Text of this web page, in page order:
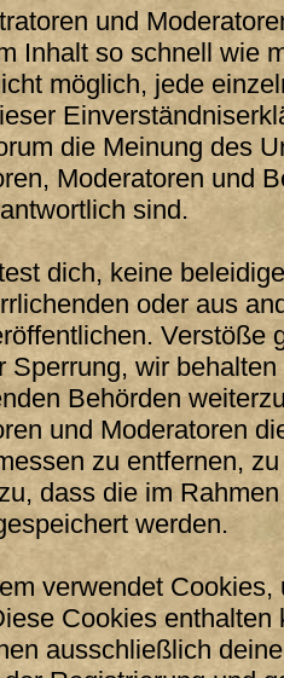
und
Inhalt so schnell wie
möglich, jede
die Meinung des
Moderatoren und
sind.
dich, keine
oder aus
Verstöße
Sperrung, wir
Behörden
und Moderatoren
zu entfernen,
dass die im
werden.
verwendet
Cookies
ausschließlich